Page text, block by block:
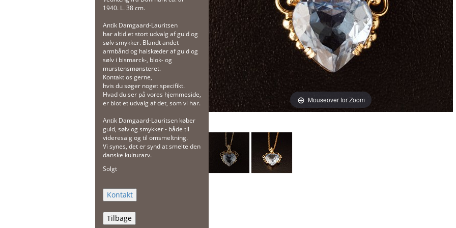
1940. L. 38 cm.
Antik Damgaard-Lauritsen
har altid et stort udvalg af guld og
sølv smykker. Blandt andet
armbånd og halskæder af guld og
sølv i bismarck-, blok- og
murstensmønsteret.
Kontakt os gerne,
hvis du søger noget specifikt.
Hvad du ser på vores hjemmeside,
er blot et udvalg af det, som vi har.
Antik Damgaard-Lauritsen køber
guld, sølv og smykker - både til
videresalg og til omsmeltning.
Vi synes, det er synd at smelte den
danske kulturarv.
Solgt
Tilbage
Mouseover for Zoom